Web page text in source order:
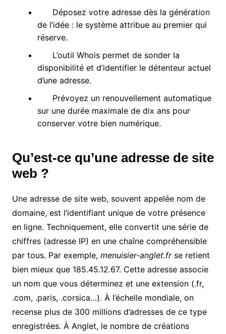
Déposez votre adresse dès la génération
de l’idée : le système attribue au premier qui
réserve.
L’outil Whois permet de sonder la
disponibilité et d’identifier le détenteur actuel
d’une adresse.
Prévoyez un renouvellement automatique
sur une durée maximale de dix ans pour
conserver votre bien numérique.
Qu’est-ce qu’une adresse de site
web ?
Une adresse de site web, souvent appelée nom de
domaine, est l’identifiant unique de votre présence
en ligne. Techniquement, elle convertit une série de
chiffres (adresse IP) en une chaîne compréhensible
par tous. Par exemple, menuisier-anglet.frse retient
bien mieux que 185.45.12.67. Cette adresse associe
un nom que vous déterminez et une extension (.fr,
.com, .paris, .corsica…). À l’échelle mondiale, on
recense plus de 300 millions d’adresses de ce type
enregistrées. À Anglet, le nombre de créations